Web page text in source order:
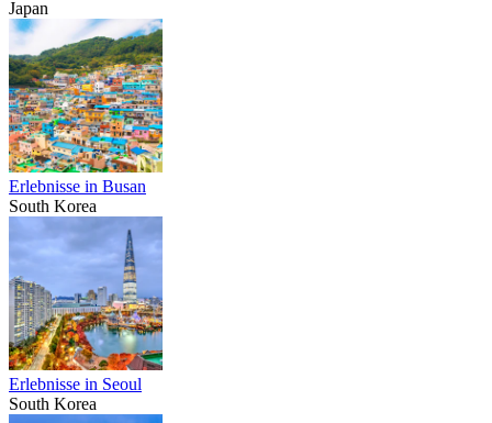
Japan
Erlebnisse in Busan
South Korea
Erlebnisse in Seoul
South Korea